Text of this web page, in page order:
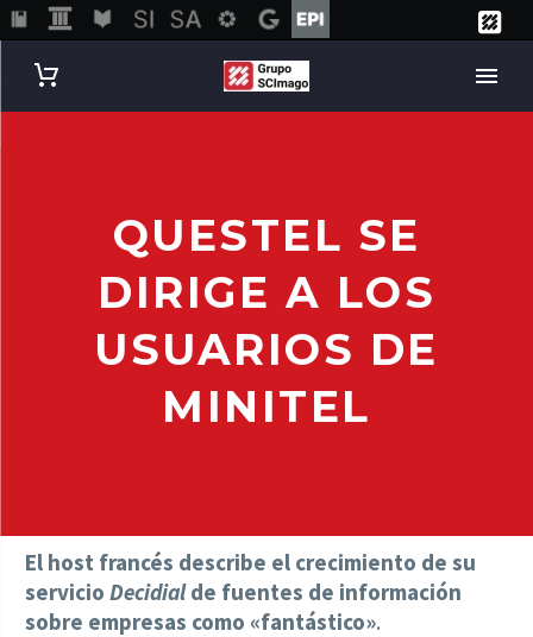
QUESTEL SE
DIRIGE A LOS
USUARIOS DE
MINITEL
El host francés describe el crecimiento de su
servicio Decidialde fuentes de información
sobre empresas como «fantástico».